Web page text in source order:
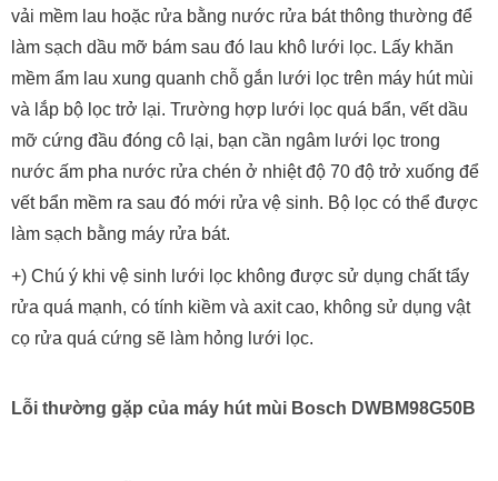
vải mềm lau hoặc rửa bằng nước rửa bát thông thường để
làm sạch dầu mỡ bám sau đó lau khô lưới lọc. Lấy khăn
mềm ẩm lau xung quanh chỗ gắn lưới lọc trên máy hút mùi
và lắp bộ lọc trở lại. Trường hợp lưới lọc quá bẩn, vết dầu
mỡ cứng đầu đóng cô lại, bạn cần ngâm lưới lọc trong
nước ấm pha nước rửa chén ở nhiệt độ 70 độ trở xuống để
vết bẩn mềm ra sau đó mới rửa vệ sinh. Bộ lọc có thể được
làm sạch bằng máy rửa bát.
+) Chú ý khi vệ sinh lưới lọc không được sử dụng chất tẩy
rửa quá mạnh, có tính kiềm và axit cao, không sử dụng vật
cọ rửa quá cứng sẽ làm hỏng lưới lọc.
Lỗi thường gặp của máy hút mùi Bosch DWBM98G50B